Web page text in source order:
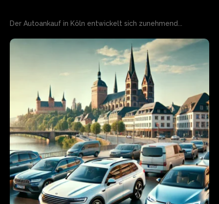
Der Autoankauf in Köln entwickelt sich zunehmend...